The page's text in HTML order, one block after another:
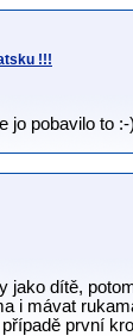
!!!
jo pobavilo to
jako dítě,
i mávat
první